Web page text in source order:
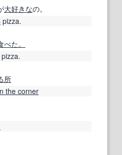
大好きなの。
pizza.
べた。
pizza.
所
the corner